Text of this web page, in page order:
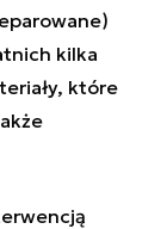
kilka
które